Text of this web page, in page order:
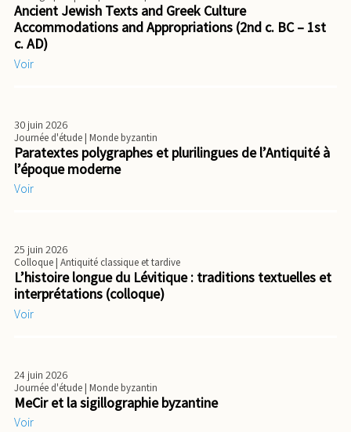
Ancient Jewish Texts and Greek Culture
Accommodations and Appropriations (2nd c. BC – 1st
c. AD)
Voir
30 juin 2026
Journée d'étude| Monde byzantin
Paratextes polygraphes et plurilingues de l’Antiquité à
l’époque moderne
Voir
25 juin 2026
Colloque| Antiquité classique et tardive
L’histoire longue du Lévitique : traditions textuelles et
interprétations (colloque)
Voir
24 juin 2026
Journée d'étude| Monde byzantin
MeCir et la sigillographie byzantine
Voir